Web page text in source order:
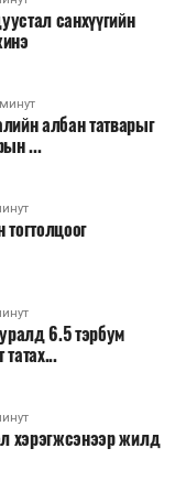
санхүүгийн
албан татварыг
...
6.5 тэрбум
хэрэгжсэнээр жилд